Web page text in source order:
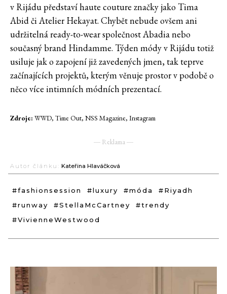
v Rijádu představí haute couture značky jako Tima
Abid či Atelier Hekayat. Chybět nebude ovšem ani
udržitelná ready-to-wear společnost Abadia nebo
současný brand Hindamme. Týden módy v Rijádu totiž
usiluje jak o zapojení již zavedených jmen, tak teprve
začínajících projektů, kterým věnuje prostor v podobě o
něco více intimních módních prezentací.
Zdroje: WWD, Time Out, NSS Magazine, Instagram
― Reklama ―
Autor článku: Kateřina Hlaváčková
#fashionsession #luxury #móda
#Riyadh
#runway
#StellaMcCartney
#trendy
#VivienneWestwood